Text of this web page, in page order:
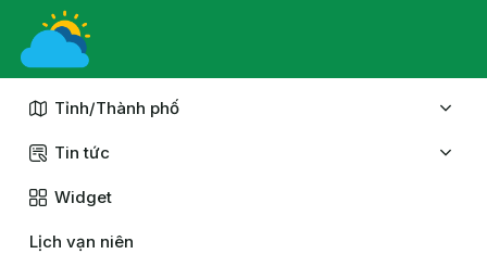
Chuyển
nội
Tỉnh/Thành phố
Tin tức
Widget
Lịch vạn niên